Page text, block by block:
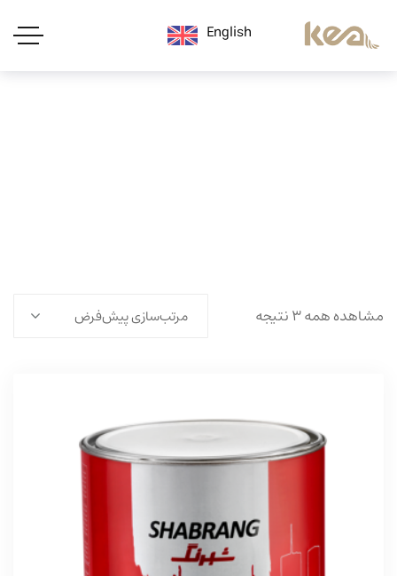
English
مشاهده همه ۳ نتیجه مرتب‌سازی پیش‌فرض